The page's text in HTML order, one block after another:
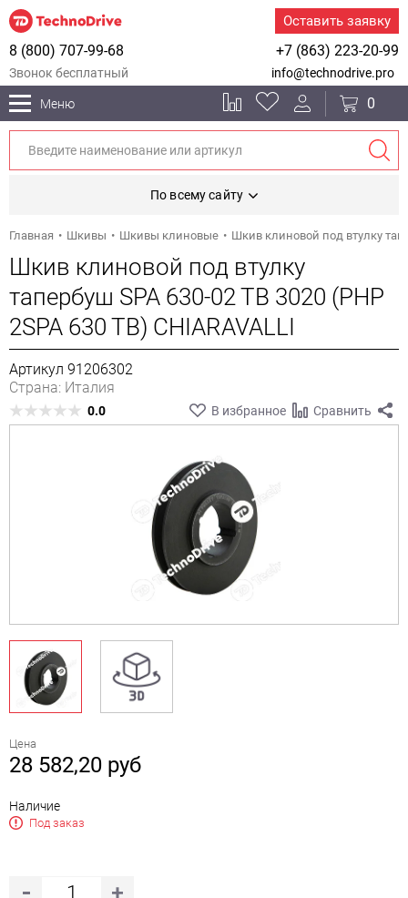
Оставить заявку
+7 (863) 223-20-99
8 (800) 707-99-68
Звонок бесплатный info@technodrive.pro
Меню 0
По всему сайту
Главная Шкивы Шкивы клиновые Шкив клиновой под втулку
Шкив клиновой под втулку
тапербуш SPA 630-02 TB 3020 (PHP
2SPA 630 TB) CHIARAVALLI
Артикул 91206302
Страна: Италия
0.0 В избранное Сравнить
Цена
28 582,20 руб
Наличие
Под заказ